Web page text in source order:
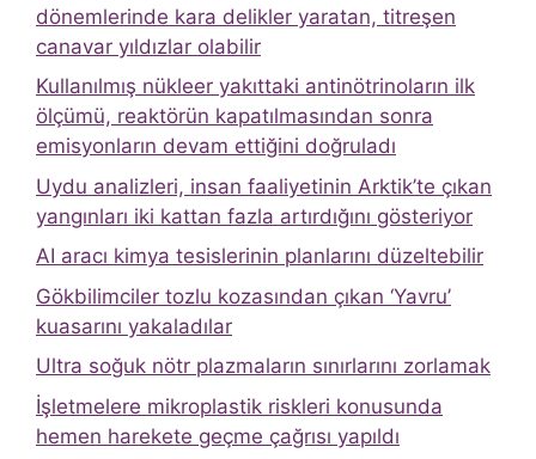
dönemlerinde kara delikler yaratan, titreşen
canavar yıldızlar olabilir
Kullanılmış nükleer yakıttaki antinötrinoların ilk
ölçümü, reaktörün kapatılmasından sonra
emisyonların devam ettiğini doğruladı
Uydu analizleri, insan faaliyetinin Arktik’te çıkan
yangınları iki kattan fazla artırdığını gösteriyor
AI aracı kimya tesislerinin planlarını düzeltebilir
Gökbilimciler tozlu kozasından çıkan ‘Yavru’
kuasarını yakaladılar
Ultra soğuk nötr plazmaların sınırlarını zorlamak
İşletmelere mikroplastik riskleri konusunda
hemen harekete geçme çağrısı yapıldı